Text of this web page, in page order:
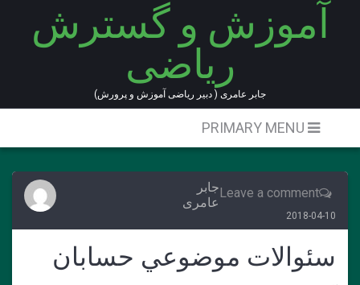
آموزش و گسترش
ریاضی
جابر عامری ( دبیر ریاضی آموزش و پرورش)
Leave a commentجابر
عامری
2018-04-10
سئوالات موضوعي حسابان